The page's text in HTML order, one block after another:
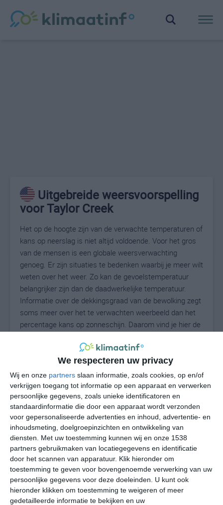
We respecteren uw privacy
Wij en onze partners slaan informatie, zoals cookies, op en/of
verkrijgen toegang tot informatie op een apparaat en verwerken
persoonlijke gegevens, zoals unieke identificatoren en
standaardinformatie die door een apparaat wordt verzonden
voor gepersonaliseerde advertenties en inhoud, advertentie- en
inhoudsmeting, doelgroepinzichten en ontwikkeling van
diensten.
Met uw toestemming kunnen wij en onze 1538
partners gebruikmaken van locatiegegevens en identificatie
door het scannen van apparatuur. Klik hieronder om
toestemming te geven voor bovengenoemde verwerking van uw
persoonlijke gegevens voor deze doeleinden. U kunt ook
hieronder klikken om toestemming te weigeren of meer
gedetailleerde informatie te bekijken en uw
Uitgebreide weersvoorspelling
voor Taylor Creek
Het op de hoogte zijn van de verwachte temperaturen of
kans op neerslag is niet altijd voldoende. Voor het gros
van de mensen is een globale weersverwachting
genoeg. Er zijn situaties te bedenken waarbij je meer wilt
weten over het weer. Zo kan de gevoelstemperatuur
belangrijker zijn dan de daadwerkelijke temperatuur.
Informatie over de dekkingsgraad van de bewolking zegt
soms meer over het te verwachten weerbeeld dan het
percentage kans op zonneschijn. Daarom vind je hier de
26°C
do
31° 23°
vr
30° 23°
za
31° 24°
zo
31° 24° 32°
22°C 23°C 25°C 30°C 29°C